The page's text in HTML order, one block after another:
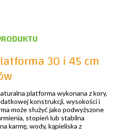
30 i 45 cm
platforma wykonana z kory,
konstrukcji, wysokości i
może służyć jako podwyższone
stopień lub stabilna
karmę, wody, kąpieliska z